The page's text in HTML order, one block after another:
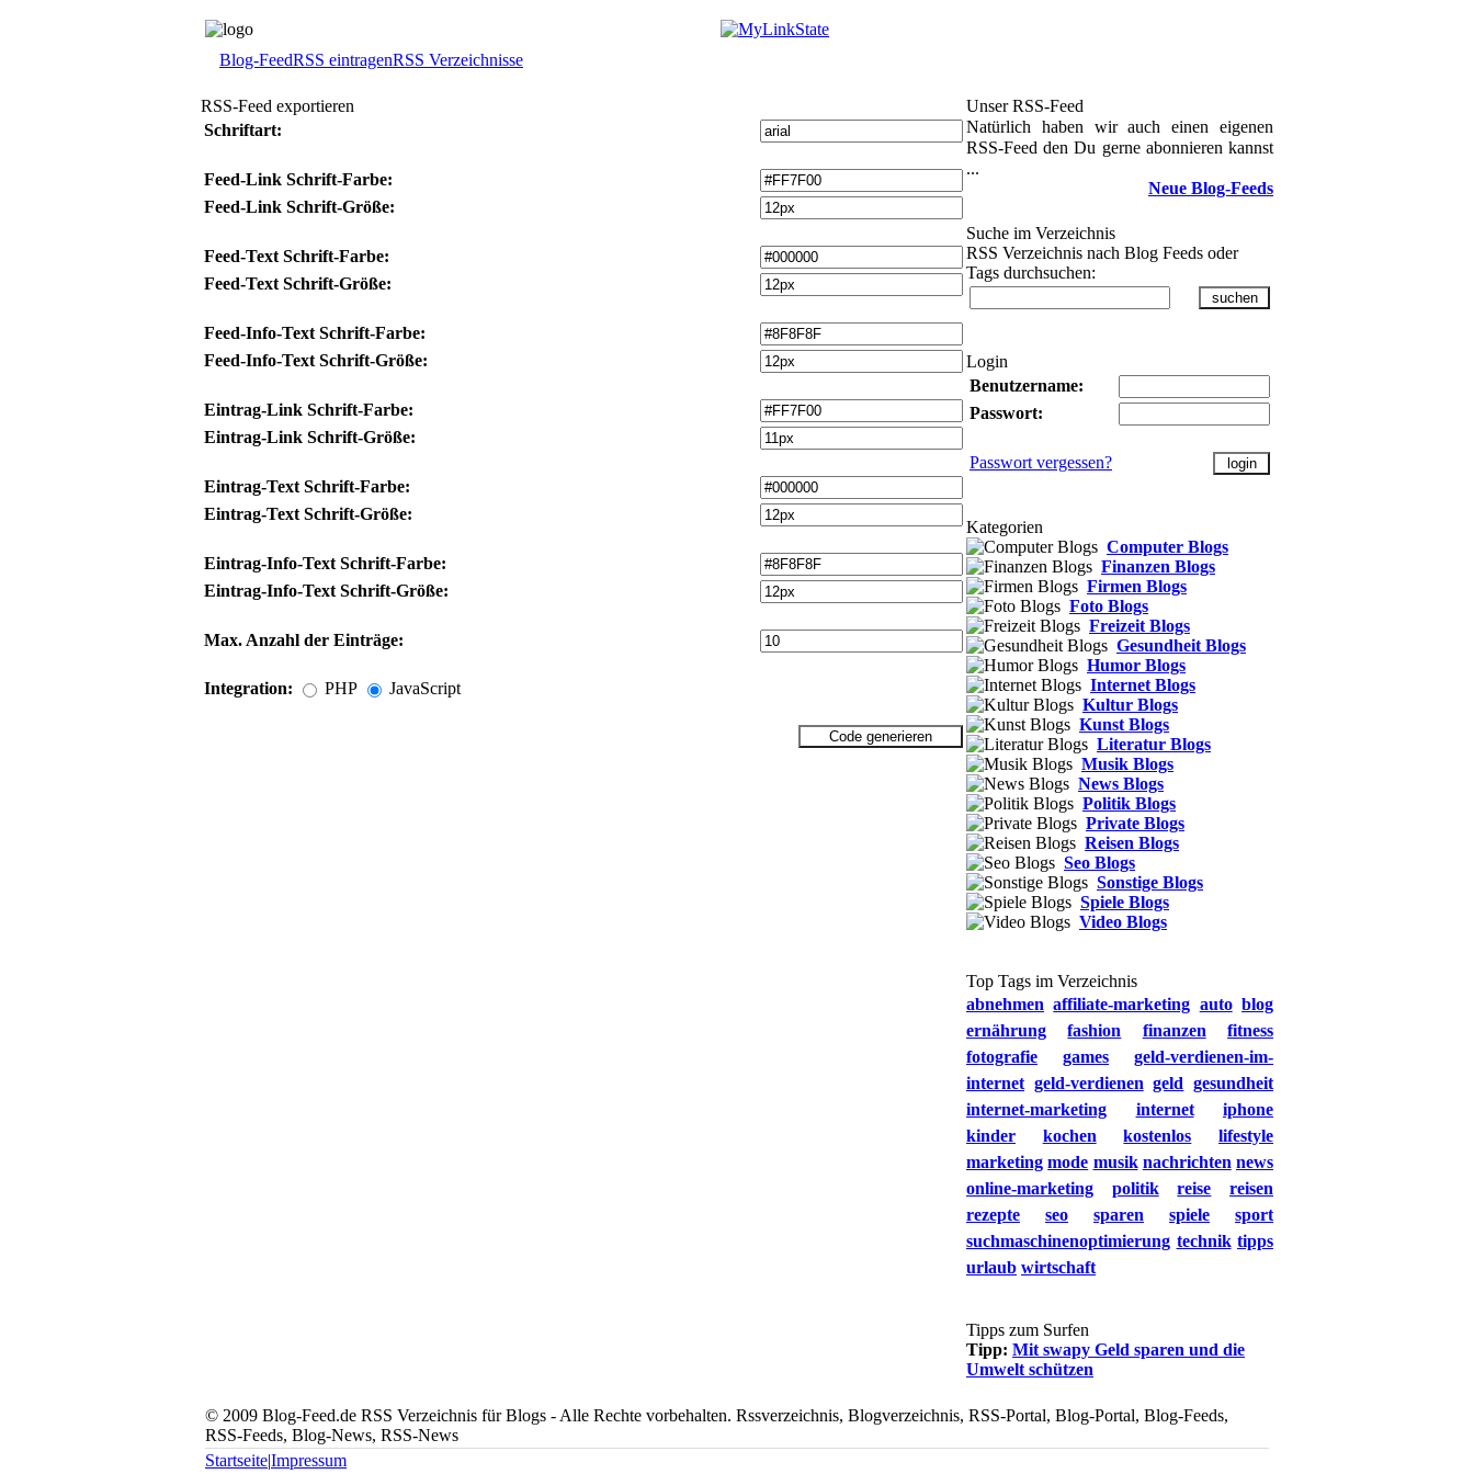
Blog-FeedRSS eintragenRSS Verzeichnisse
RSS-Feed exportieren
Schriftart:
Feed-Link Schrift-Farbe:
Feed-Link Schrift-Größe:
Feed-Text Schrift-Farbe:
Feed-Text Schrift-Größe:
Feed-Info-Text Schrift-Farbe:
Feed-Info-Text Schrift-Größe:
Eintrag-Link Schrift-Farbe:
Eintrag-Link Schrift-Größe:
Eintrag-Text Schrift-Farbe:
Eintrag-Text Schrift-Größe:
Eintrag-Info-Text Schrift-Farbe:
Eintrag-Info-Text Schrift-Größe:
Max. Anzahl der Einträge:
Integration: PHP JavaScript
Unser RSS-Feed
Natürlich haben wir auch einen eigenen
RSS-Feed den Du gerne abonnieren kannst
...
Neue Blog-Feeds
Suche im Verzeichnis
RSS Verzeichnis nach Blog Feeds oder
Tags durchsuchen:
Login
Benutzername:
Passwort:
Passwort vergessen?
Kategorien
Computer Blogs
Finanzen Blogs
Firmen Blogs
Foto Blogs
Freizeit Blogs
Gesundheit Blogs
Humor Blogs
Internet Blogs
Kultur Blogs
Kunst Blogs
Literatur Blogs
Musik Blogs
News Blogs
Politik Blogs
Private Blogs
Reisen Blogs
Seo Blogs
Sonstige Blogs
Spiele Blogs
Video Blogs
Top Tags im Verzeichnis
abnehmen affiliate-marketing auto blog
ernährung
fashion finanzen
fitness
fotografie
games
geld-verdienen-im-
internet geld-verdienen geld gesundheit
internet-marketing
internet
iphone
kinder
kochen kostenlos
lifestyle
marketing mode musik nachrichten news
online-marketing
politik reise
reisen
rezepte
seo sparen spiele
sport
suchmaschinenoptimierung technik tipps
urlaub wirtschaft
Tipps zum Surfen
Tipp: Mit swapy Geld sparen und die
Umwelt schützen
© 2009 Blog-Feed.de RSS Verzeichnis für Blogs - Alle Rechte vorbehalten. Rssverzeichnis, Blogverzeichnis, RSS-Portal, Blog-Portal, Blog-Feeds,
RSS-Feeds, Blog-News, RSS-News
Startseite|Impressum